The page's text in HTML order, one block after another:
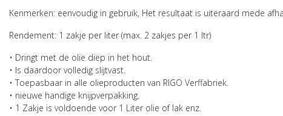
Kenmerken: eenvoudig in gebruik, Het resultaat is uiteraard mede
Rendement: 1 zakje per liter (max. 2 zakjes per 1 ltr)
• Dringt met de olie diep in het hout.
• Is daardoor volledig slijtvast.
• Toepasbaar in alle olieproducten van RIGO Verffabriek.
• nieuwe handige knijpverpakking.
• 1 Zakje is voldoende voor 1 Liter olie of lak enz.